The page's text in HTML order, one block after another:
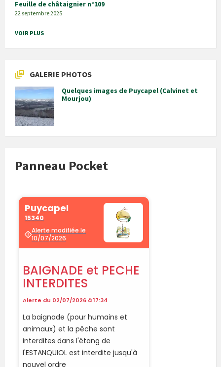
Feuille de châtaignier n°109
22 septembre 2025
VOIR PLUS
GALERIE PHOTOS
Quelques images de Puycapel (Calvinet et
Mourjou)
Panneau Pocket